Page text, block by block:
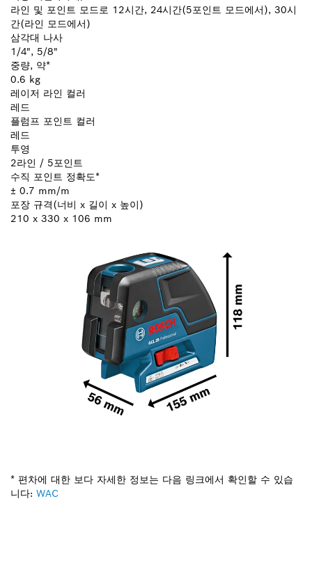
라인 및 포인트 모드로 12시간, 24시간(5포인트 모드에서), 30시
간(라인 모드에서)
삼각대 나사
1/4", 5/8"
중량, 약*
0.6 kg
레이저 라인 컬러
레드
플럼프 포인트 컬러
레드
투영
2라인 / 5포인트
수직 포인트 정확도*
± 0.7 mm/m
포장 규격(너비 x 길이 x 높이)
210 x 330 x 106 mm
* 편차에 대한 보다 자세한 정보는 다음 링크에서 확인할 수 있습
니다: WAC